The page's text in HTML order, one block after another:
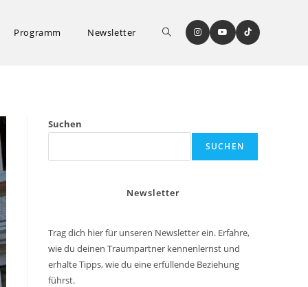
Programm Newsletter Website-
umschalten
Suchen
SUCHEN
Newsletter
Trag dich hier für unseren Newsletter ein. Erfahre,
wie du deinen Traumpartner kennenlernst und
erhalte Tipps, wie du eine erfüllende Beziehung
führst.